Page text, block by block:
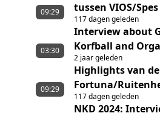
tussen VIOS/
117 dagen geleden
09:29
Interview about
Korfball and
van de Griendt
2 jaar geleden
03:30
Highlights van
Fortuna/
Nieuwerkerk U15-1
117 dagen geleden
09:29
NKD 2024: